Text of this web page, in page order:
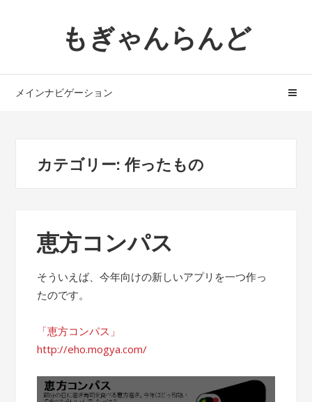
ョ
へ
もぎゃんらんど
メインナビゲーション
カテゴリー: 作ったもの
恵方コンパス
そういえば、今年向けの新しいアプリを一つ作っ
たのです。
「恵方コンパス」
http://eho.mogya.com/